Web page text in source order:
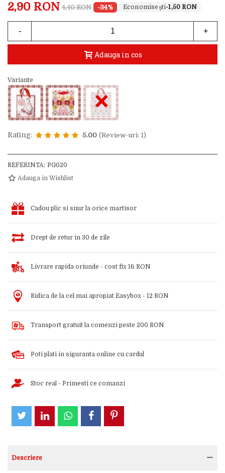
2,90 RON 4,40 RON -34% -1,50 RON
- +
Adauga in cos
Variante
×
Rating: 5.00 (Review-uri: 1)
REFERINTA: PG020
Adauga in Wishlist
Cadou plic si snur la orice martisor
Drept de retur in 30 de zile
Livrare rapida oriunde - cost fix 16 RON
Ridica de la cel mai apropiat Easybox - 12 RON
Transport gratuit la comenzi peste 200 RON
Poti plati in siguranta online cu cardul
Stoc real - Primesti ce comanzi
Descriere